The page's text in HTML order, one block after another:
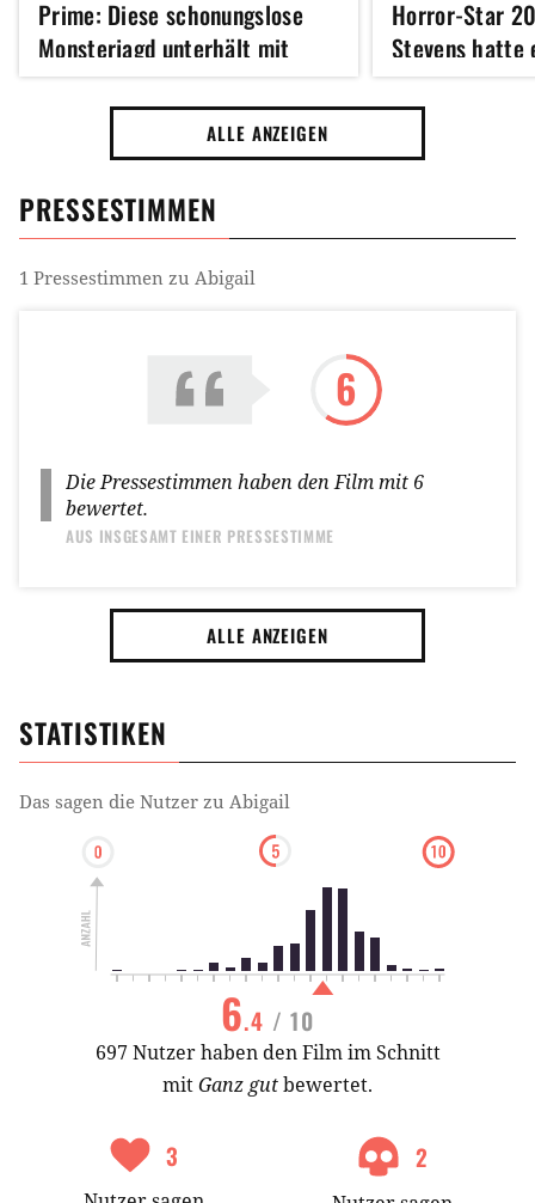
Prime: Diese schonungslose
Monsterjagd unterhält mit
vielen Wendungen
Horror-Star
Stevens hatte
ALLE ANZEIGEN
PRESSESTIMMEN
1 Pressestimmen zu Abigail
6
Die Pressestimmen haben den Film mit 6
bewertet.
AUS INSGESAMT EINER PRESSESTIMME
ALLE ANZEIGEN
STATISTIKEN
Das sagen die Nutzer zu Abigail
6.4 / 10
697 Nutzer haben den Film im Schnitt
mitGanz gutbewertet.
3 2